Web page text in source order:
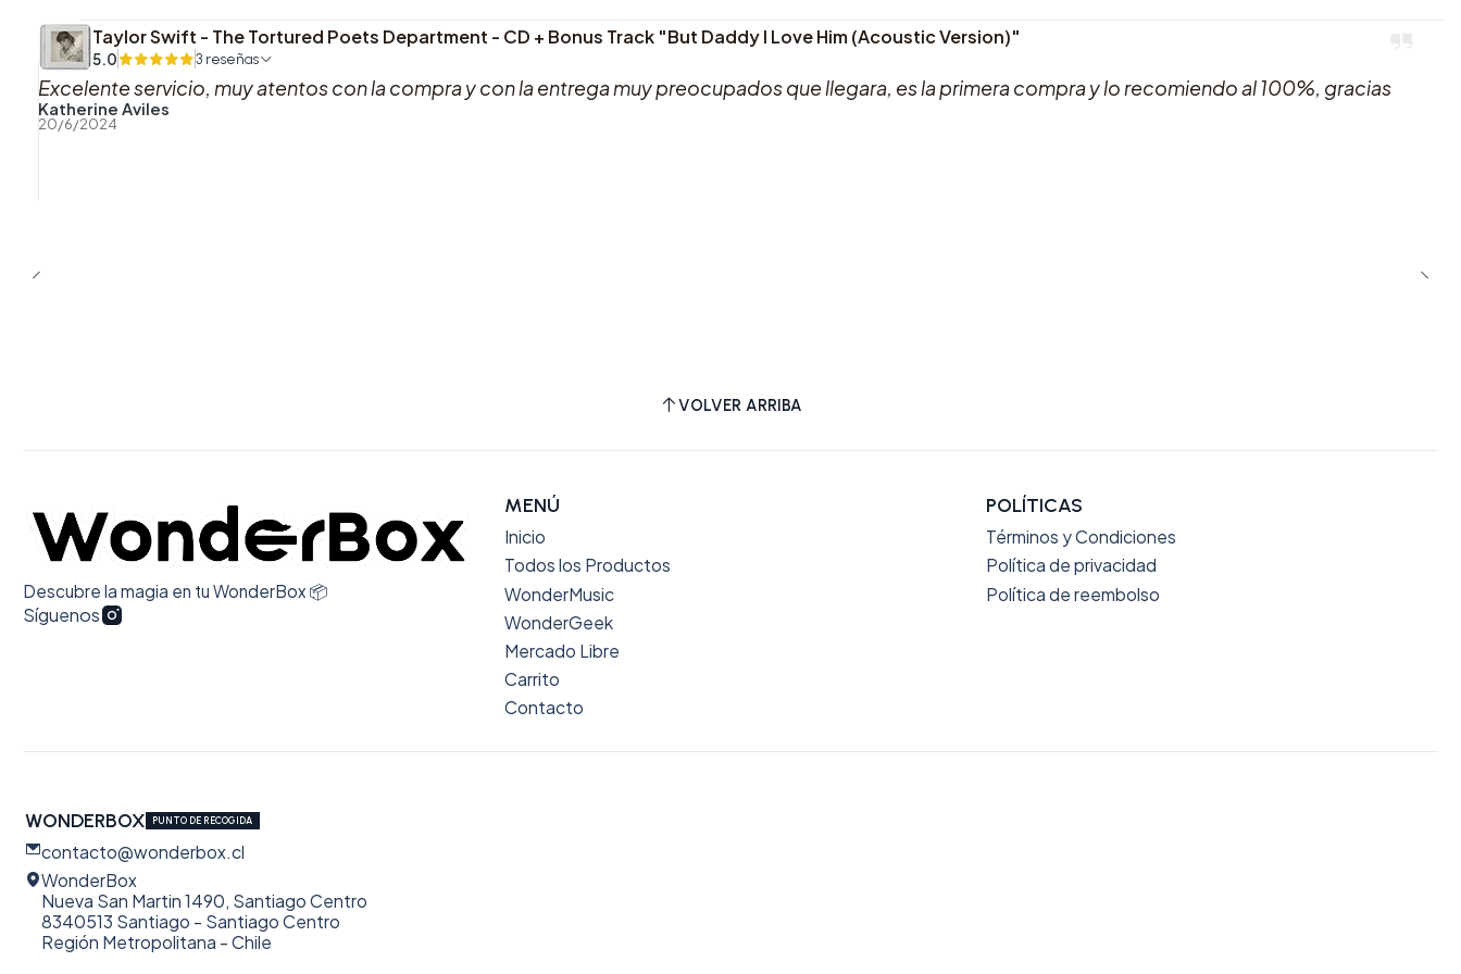
Taylor Swift - The Tortured Poets Department - CD + Bonus Track "But Daddy I Love Him (Acoustic Version)"
5.0 3 reseñas
Excelente servicio, muy atentos con la compra y con la entrega muy preocupados que llegara, es la primera compra y lo recomiendo al 100%, gracias
Katherine Aviles
20/6/2024
VOLVER ARRIBA
Descubre la magia en tu WonderBox 📦
Síguenos
MENÚ
Inicio
Todos los Productos
WonderMusic
WonderGeek
Mercado Libre
Carrito
Contacto
POLÍTICAS
Términos y Condiciones
Política de privacidad
Política de reembolso
WONDERBOX PUNTO DE RECOGIDA
contacto@wonderbox.cl
WonderBox
Nueva San Martin 1490, Santiago Centro
8340513 Santiago - Santiago Centro
Región Metropolitana - Chile